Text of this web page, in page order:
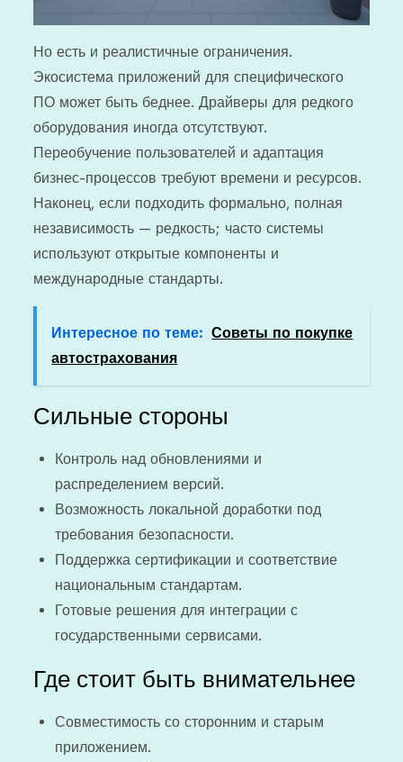
Но есть и реалистичные ограничения.
Экосистема приложений для специфического
ПО может быть беднее. Драйверы для редкого
оборудования иногда отсутствуют.
Переобучение пользователей и адаптация
бизнес-процессов требуют времени и ресурсов.
Наконец, если подходить формально, полная
независимость — редкость; часто системы
используют открытые компоненты и
международные стандарты.
Интересное по теме: Советы по покупке
автострахования
Сильные стороны
Контроль над обновлениями и
распределением версий.
Возможность локальной доработки под
требования безопасности.
Поддержка сертификации и соответствие
национальным стандартам.
Готовые решения для интеграции с
государственными сервисами.
Где стоит быть внимательнее
Совместимость со сторонним и старым
приложением.